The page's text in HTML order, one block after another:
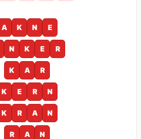
A
K N E
N K E R
K A R
K E R N
K R A N
R A N